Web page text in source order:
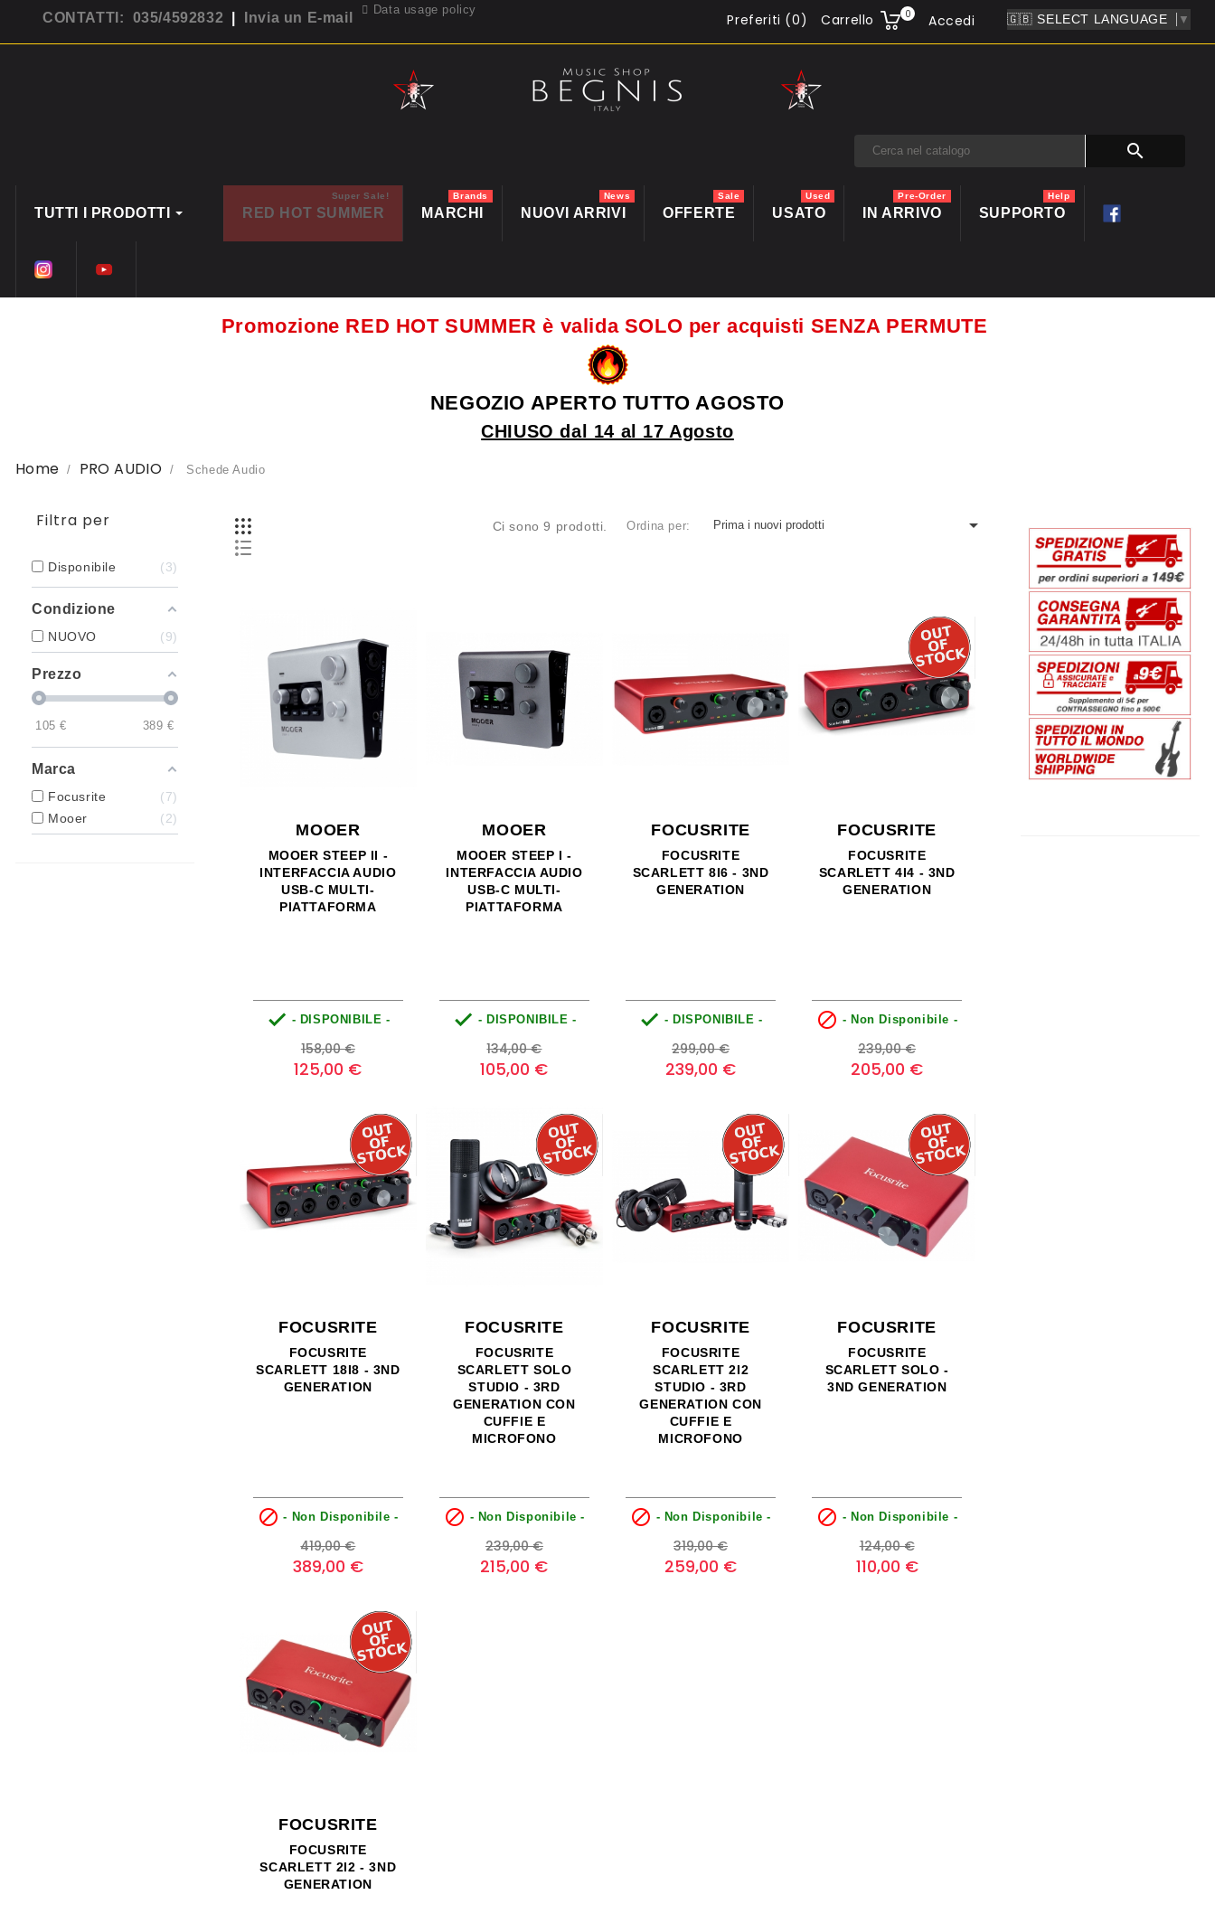
CONTATTI: 035/4592832 Invia un E-mail
Data usage policy
Preferiti (0) Carrello 0 ▼
Accedi

TUTTI I PRODOTTI RED HOT SUMMER
Super Sale!
MARCHI
Brands
NUOVI ARRIVI
News
OFFERTE
Sale
USATO
Used
IN ARRIVO
Pre-Order
SUPPORTO
Help
Promozione RED HOT SUMMER è valida SOLO per acquisti SENZA PERMUTE
NEGOZIO APERTO TUTTO AGOSTO
CHIUSO dal 14 al 17 Agosto
Home PRO AUDIO Schede Audio
Filtra per
Disponibile 3
Condizione
NUOVO 9
Prezzo
105 € 389 €
Marca
Focusrite
7
Mooer
2
Ci sono 9 prodotti. Ordina per: Prima i nuovi prodotti 
MOOER
MOOER STEEP II -
INTERFACCIA AUDIO
USB-C MULTI-
PIATTAFORMA
 - DISPONIBILE -
Prezzo
base
158,00 €Prezzo
125,00 €
MOOER
MOOER STEEP I -
INTERFACCIA AUDIO
USB-C MULTI-
PIATTAFORMA
 - DISPONIBILE -
Prezzo
base
134,00 €Prezzo
105,00 €
FOCUSRITE
FOCUSRITE
SCARLETT 8I6 - 3ND
GENERATION
 - DISPONIBILE -
Prezzo
base
299,00 €Prezzo
239,00 €
FOCUSRITE
FOCUSRITE
SCARLETT 4I4 - 3ND
GENERATION
 - Non Disponibile -
Prezzo
base
239,00 €Prezzo
205,00 €
FOCUSRITE
FOCUSRITE
SCARLETT 18I8 - 3ND
GENERATION
 - Non Disponibile -
Prezzo
base
419,00 €Prezzo
389,00 €
FOCUSRITE
FOCUSRITE
SCARLETT SOLO
STUDIO - 3RD
GENERATION CON
CUFFIE E
MICROFONO
 - Non Disponibile -
Prezzo
base
239,00 €Prezzo
215,00 €
FOCUSRITE
FOCUSRITE
SCARLETT 2I2
STUDIO - 3RD
GENERATION CON
CUFFIE E
MICROFONO
 - Non Disponibile -
Prezzo
base
319,00 €Prezzo
259,00 €
FOCUSRITE
FOCUSRITE
SCARLETT SOLO -
3ND GENERATION
 - Non Disponibile -
Prezzo
base
124,00 €Prezzo
110,00 €
FOCUSRITE
FOCUSRITE
SCARLETT 2I2 - 3ND
GENERATION